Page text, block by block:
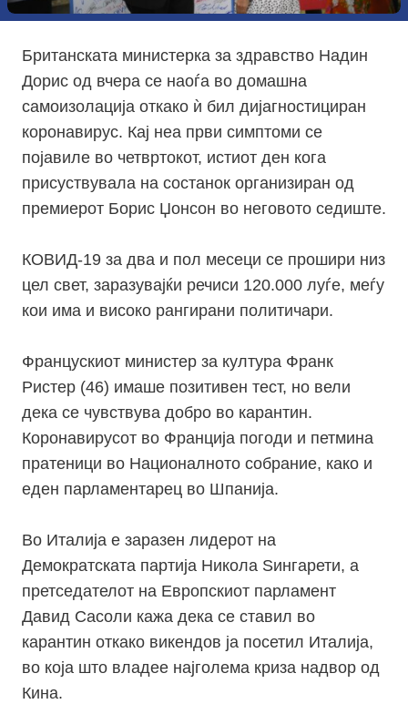
Британската министерка за здравство Надин
Дорис од вчера се наоѓа во домашна
самоизолација откако ѝ бил дијагностициран
коронавирус. Кај неа први симптоми се
појавиле во четвртокот, истиот ден кога
присуствувала на состанок организиран од
премиерот Борис Џонсон во неговото седиште.
КОВИД-19 за два и пол месеци се прошири низ
цел свет, заразувајќи речиси 120.000 луѓе, меѓу
кои има и високо рангирани политичари.
Францускиот министер за култура Франк
Ристер (46) имаше позитивен тест, но вели
дека се чувствува добро во карантин.
Коронавирусот во Франција погоди и петмина
пратеници во Националното собрание, како и
еден парламентарец во Шпанија.
Во Италија е заразен лидерот на
Демократската партија Никола Ѕингарети, а
претседателот на Европскиот парламент
Давид Сасоли кажа дека се ставил во
карантин откако викендов ја посетил Италија,
во која што владее најголема криза надвор од
Кина.